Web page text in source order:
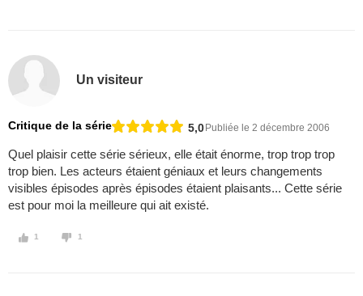
Un visiteur
Critique de la série 5,0Publiée le 2 décembre 2006
Quel plaisir cette série sérieux, elle était énorme, trop trop trop
trop bien. Les acteurs étaient géniaux et leurs changements
visibles épisodes après épisodes étaient plaisants... Cette série
est pour moi la meilleure qui ait existé.
1 1